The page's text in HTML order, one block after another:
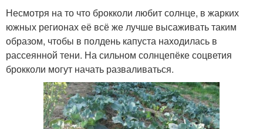
Несмотря на то что брокколи любит солнце, в жарких
южных регионах её всё же лучше высаживать таким
образом, чтобы в полдень капуста находилась в
рассеянной тени. На сильном солнцепёке соцветия
брокколи могут начать разваливаться.